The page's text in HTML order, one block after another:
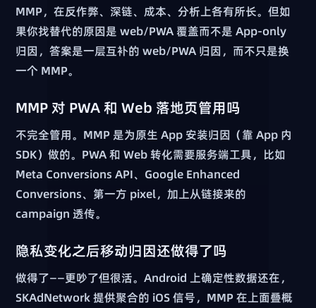
MMP，在反作弊、深链、成本、分析上各有所长。但如
果你找替代的原因是 web/PWA 覆盖而不是 App-only
归因，答案是一层互补的 web/PWA 归因，而不只是换
一个 MMP。
MMP 对 PWA 和 Web 落地页管用吗
不完全管用。MMP 是为原生 App 安装归因（靠 App 内
SDK）做的。PWA 和 Web 转化需要服务端工具，比如
Meta Conversions API、Google Enhanced
Conversions、第一方 pixel，加上从链接来的
campaign 透传。
隐私变化之后移动归因还做得了吗
做得了——更吵了但很活。Android 上确定性数据还在，
SKAdNetwork 提供聚合的 iOS 信号，MMP 在上面叠概